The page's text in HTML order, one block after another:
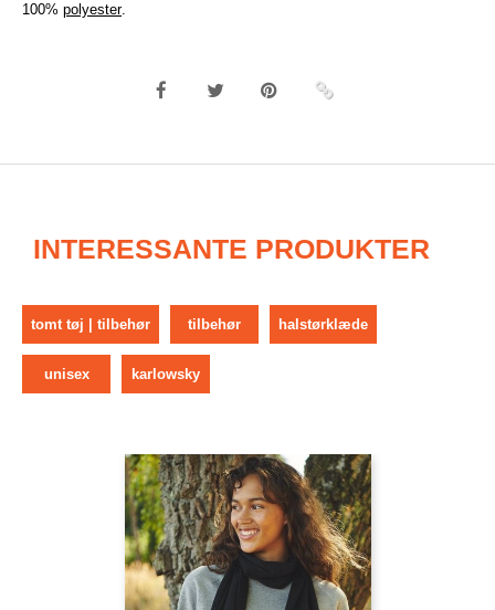
100% polyester.
INTERESSANTE PRODUKTER
tomt tøj | tilbehør tilbehør halstørklæde
unisex karlowsky